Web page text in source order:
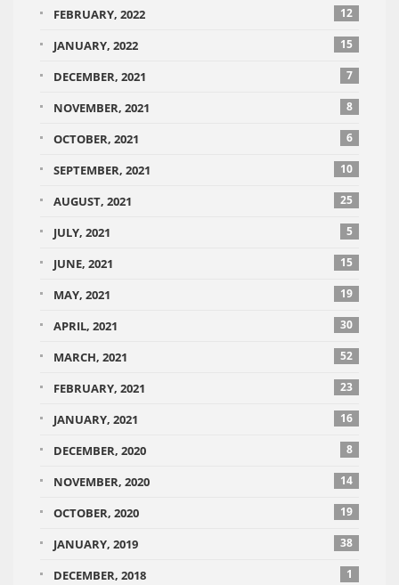
FEBRUARY, 2022 12
JANUARY, 2022 15
DECEMBER, 2021 7
NOVEMBER, 2021 8
OCTOBER, 2021 6
SEPTEMBER, 2021 10
AUGUST, 2021 25
JULY, 2021 5
JUNE, 2021 15
MAY, 2021 19
APRIL, 2021 30
MARCH, 2021 52
FEBRUARY, 2021 23
JANUARY, 2021 16
DECEMBER, 2020 8
NOVEMBER, 2020 14
OCTOBER, 2020 19
JANUARY, 2019 38
DECEMBER, 2018 1